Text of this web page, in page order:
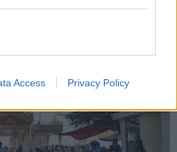
Access Privacy Policy
Birmania - Foto Blue Lama